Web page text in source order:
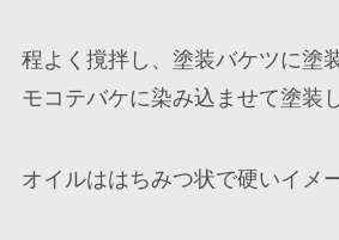
程よく撹拌し、塗装バケツに塗
モコテバケに染み込ませて塗装
オイルははちみつ状で硬いイメ